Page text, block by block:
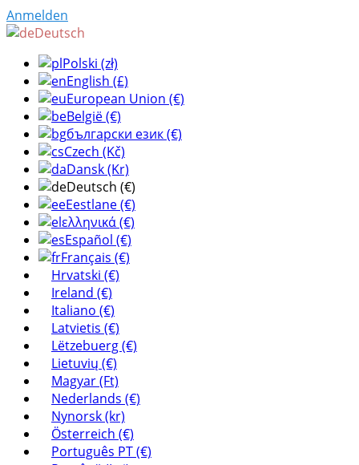
Anmelden
Deutsch
Polski (zł)
English (£)
European Union (€)
België (€)
български език (€)
Czech (Kč)
Dansk (Kr)
Deutsch (€)
Eestlane (€)
ελληνικά (€)
Español (€)
Français (€)
Hrvatski (€)
Ireland (€)
Italiano (€)
Latvietis (€)
Lëtzebuerg (€)
Lietuvių (€)
Magyar (Ft)
Nederlands (€)
Nynorsk (kr)
Österreich (€)
Português PT (€)